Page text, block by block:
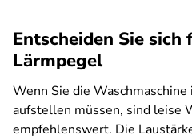
Entscheiden Sie
Lärmpegel
Wenn Sie die Waschmaschine
aufstellen müssen, sind leise
empfehlenswert. Die